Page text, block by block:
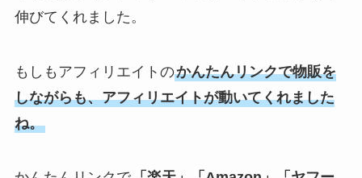
伸びてくれました。
もしもアフィリエイトのかんたんリンクで物販を
しながらも、アフィリエイトが動いてくれました
ね。